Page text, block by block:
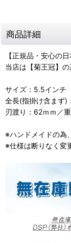
商品詳細
【正規品・安心の日
当店は【菊王冠】の
サイズ：5.5インチ
全長(指掛け含まず)
刃渡り：62ｍｍ／
※ハンドメイドの為
※仕様は断りなく変